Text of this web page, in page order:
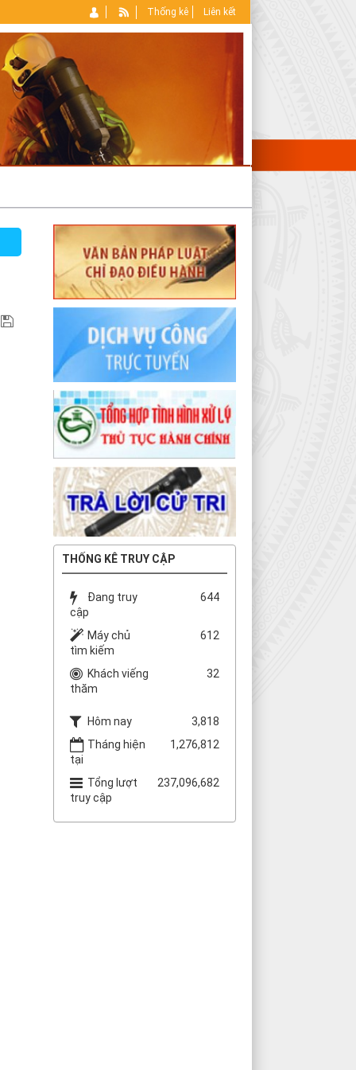
Thống kê Liên kết
THỐNG KÊ TRUY CẬP
Đang truy
cập
644
Máy chủ
tìm kiếm
612
Khách viếng
thăm
32
Hôm nay
3,818
Tháng hiện
tại
1,276,812
Tổng lượt
truy cập
237,096,682